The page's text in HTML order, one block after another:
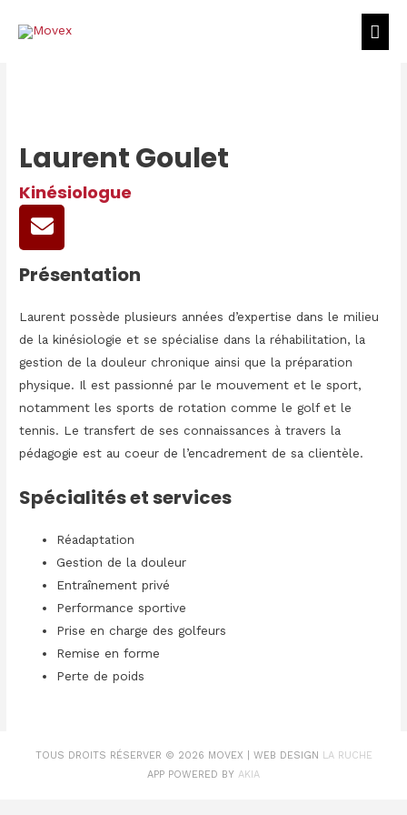
Laurent Goulet
Kinésiologue
Présentation
Laurent possède plusieurs années d’expertise dans le milieu
de la kinésiologie et se spécialise dans la réhabilitation, la
gestion de la douleur chronique ainsi que la préparation
physique. Il est passionné par le mouvement et le sport,
notamment les sports de rotation comme le golf et le
tennis. Le transfert de ses connaissances à travers la
pédagogie est au coeur de l’encadrement de sa clientèle.
Spécialités et services
Réadaptation
Gestion de la douleur
Entraînement privé
Performance sportive
Prise en charge des golfeurs
Remise en forme
Perte de poids
TOUS DROITS RÉSERVER © 2026 MOVEX | WEB DESIGN LA RUCHE
APP POWERED BY AKIA